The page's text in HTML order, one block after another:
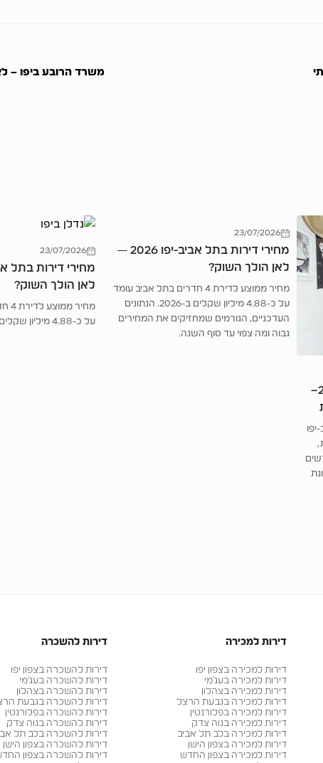
משרד הרובע ביפו –
שוק הנדל”ן ביפו ובתל אביב 2025–
23/07/2026
מחירי דירות בתל אביב-יפו 2026 —
לאן הולך השוק?
מחיר ממוצע לדירת 4 חדרים בתל אביב עומד
על כ-4.88 מיליון שקלים ב-2026. הנתונים
העדכניים, הגורמים שמחזיקים את המחירים
גבוה ומה צפוי עד סוף השנה.
23/07/2026
לאן הולך השוק?
על כ-4.88 מיליון שקלים ב-2026.
דירות למכירה
דירות למכירה בצפון יפו
דירות למכירה בעג׳מי
דירות למכירה בצהלון
דירות למכירה בגבעת הרצל
דירות למכירה בפלורנטין
דירות למכירה בנוה צדק
דירות למכירה בלב תל אביב
דירות למכירה בצפון הישן
דירות למכירה בצפון החדש
דירות להשכרה
דירות להשכרה בצפון יפו
דירות להשכרה בעג׳מי
דירות להשכרה בצהלון
דירות להשכרה בגבעת
דירות להשכרה בפלורנטין
דירות להשכרה בנוה צדק
דירות להשכרה בלב תל
דירות להשכרה בצפון הישן
דירות להשכרה בצפון